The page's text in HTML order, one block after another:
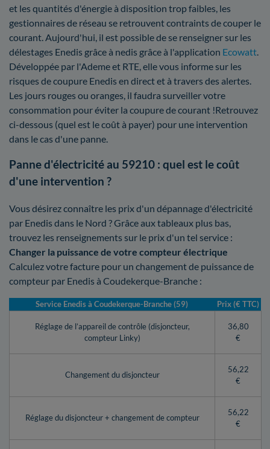
et les quantités d'énergie à disposition trop faibles, les
gestionnaires de réseau se retrouvent contraints de couper le
courant. Aujourd'hui, il est possible de se renseigner sur les
délestages Enedis grâce à nedis grâce à l'application Ecowatt.
Développée par l'Ademe et RTE, elle vous informe sur les
risques de coupure Enedis en direct et à travers des alertes.
Les jours rouges ou oranges, il faudra surveiller votre
consommation pour éviter la coupure de courant !Retrouvez
ci-dessous (quel est le coût à payer) pour une intervention
dans le cas d'une panne.
Panne d'électricité au 59210 : quel est le coût
d'une intervention ?
Vous désirez connaître les prix d'un dépannage d'électricité
par Enedis dans le Nord ? Grâce aux tableaux plus bas,
trouvez les renseignements sur le prix d'un tel service :
Changer la puissance de votre compteur électrique
Calculez votre facture pour un changement de puissance de
compteur par Enedis à Coudekerque-Branche :
Service Enedis à Coudekerque-Branche (59) Prix (€ TTC)
Réglage de l’appareil de contrôle (disjoncteur,
compteur Linky)
36,80
€
Changement du disjoncteur
56,22
€
Réglage du disjoncteur + changement de compteur
56,22
€